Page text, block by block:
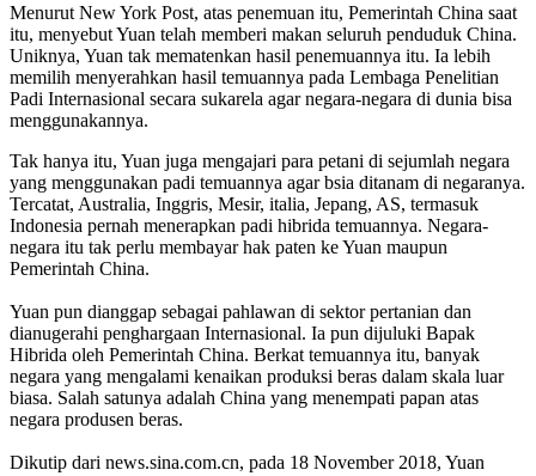
Menurut New York Post, atas penemuan itu, Pemerintah China saat
itu, menyebut Yuan telah memberi makan seluruh penduduk China.
Uniknya, Yuan tak mematenkan hasil penemuannya itu. Ia lebih
memilih menyerahkan hasil temuannya pada Lembaga Penelitian
Padi Internasional secara sukarela agar negara-negara di dunia bisa
menggunakannya.
Tak hanya itu, Yuan juga mengajari para petani di sejumlah negara
yang menggunakan padi temuannya agar bsia ditanam di negaranya.
Tercatat, Australia, Inggris, Mesir, italia, Jepang, AS, termasuk
Indonesia pernah menerapkan padi hibrida temuannya. Negara-
negara itu tak perlu membayar hak paten ke Yuan maupun
Pemerintah China.
Yuan pun dianggap sebagai pahlawan di sektor pertanian dan
dianugerahi penghargaan Internasional. Ia pun dijuluki Bapak
Hibrida oleh Pemerintah China. Berkat temuannya itu, banyak
negara yang mengalami kenaikan produksi beras dalam skala luar
biasa. Salah satunya adalah China yang menempati papan atas
negara produsen beras.
Dikutip dari news.sina.com.cn, pada 18 November 2018, Yuan